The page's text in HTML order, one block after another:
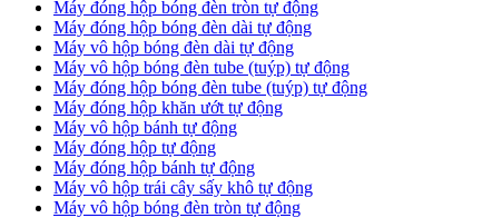
Máy đóng hộp bóng đèn tròn tự động
Máy đóng hộp bóng đèn dài tự động
Máy vô hộp bóng đèn dài tự động
Máy vô hộp bóng đèn tube (tuýp) tự động
Máy đóng hộp bóng đèn tube (tuýp) tự động
Máy đóng hộp khăn ướt tự động
Máy vô hộp bánh tự động
Máy đóng hộp tự động
Máy đóng hộp bánh tự động
Máy vô hộp trái cây sấy khô tự động
Máy vô hộp bóng đèn tròn tự động